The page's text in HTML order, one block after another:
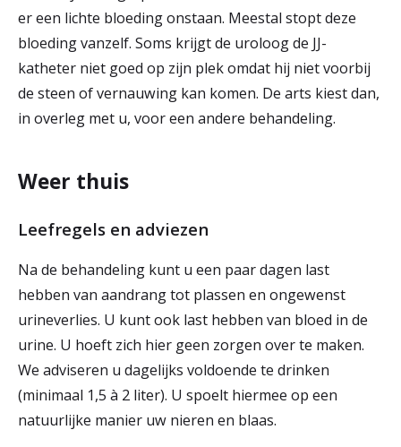
er een lichte bloeding onstaan. Meestal stopt deze
bloeding vanzelf. Soms krijgt de uroloog de JJ-
katheter niet goed op zijn plek omdat hij niet voorbij
de steen of vernauwing kan komen. De arts kiest dan,
in overleg met u, voor een andere behandeling.
Weer thuis
Leefregels en adviezen
Na de behandeling kunt u een paar dagen last
hebben van aandrang tot plassen en ongewenst
urineverlies. U kunt ook last hebben van bloed in de
urine. U hoeft zich hier geen zorgen over te maken.
We adviseren u dagelijks voldoende te drinken
(minimaal 1,5 à 2 liter). U spoelt hiermee op een
natuurlijke manier uw nieren en blaas.